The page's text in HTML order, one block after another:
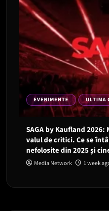
EVENIMENTE ULTIMA
SAGA by Kaufland 2026:
valul de critici. Ce se
nefolosite din 2025 și
Media Network 1 week